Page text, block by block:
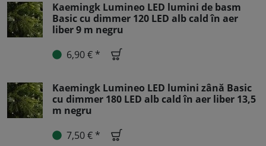
Kaemingk Lumineo LED lumini de basm
Basic cu dimmer 120 LED alb cald în aer
liber 9 m negru
6,90 € *
Kaemingk Lumineo LED lumini zână Basic
cu dimmer 180 LED alb cald în aer liber 13,5
m negru
7,50 € *